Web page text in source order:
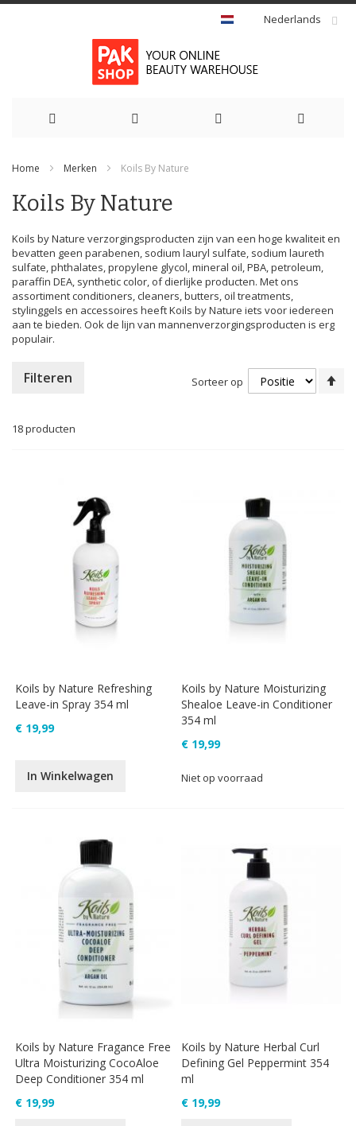
Nederlands
de
inhoud
Home Merken Koils By Nature
Koils By Nature
Koils by Nature verzorgingsproducten zijn van een hoge kwaliteit en
bevatten geen parabenen, sodium lauryl sulfate, sodium laureth
sulfate, phthalates, propylene glycol, mineral oil, PBA, petroleum,
paraffin DEA, synthetic color, of dierlijke producten. Met ons
assortiment conditioners, cleaners, butters, oil treatments,
stylinggels en accessoires heeft Koils by Nature iets voor iedereen
aan te bieden. Ook de lijn van mannenverzorgingsproducten is erg
populair.
18producten
Sorteer op
Koils by Nature Refreshing
Leave-in Spray 354 ml
€ 19,99
In Winkelwagen
Koils by Nature Moisturizing
Shealoe Leave-in Conditioner
354 ml
€ 19,99
Niet op voorraad
Koils by Nature Fragance Free
Ultra Moisturizing CocoAloe
Deep Conditioner 354 ml
€ 19,99
Koils by Nature Herbal Curl
Defining Gel Peppermint 354
ml
€ 19,99
Filteren